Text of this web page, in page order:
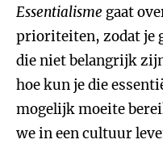
Essentialisme gaat
prioriteiten, zodat je
die niet belangrijk
hoe kun je die
mogelijk moeite
we in een cultuur